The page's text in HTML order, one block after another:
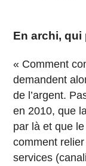
En archi, qui
« Comment
demandent
de l’argent.
en 2010, que
par là et que
comment
services